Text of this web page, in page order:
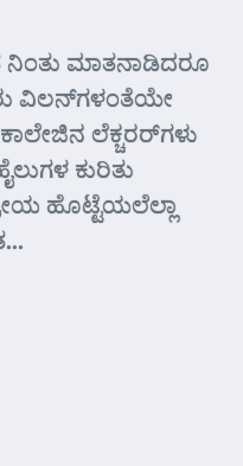
ಮಾತನಾಡಿದರೂ
ವಿಲನ್‌ಗಳಂತೆಯೇ
ಕಾಲೇಜಿನ ಲೆಕ್ಚರರ್‌ಗಳು
ಕುರಿತು
ಹೊಟ್ಟೆಯಲೆಲ್ಲಾ